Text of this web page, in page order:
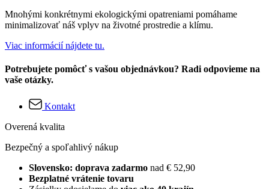
Mnohými konkrétnymi ekologickými opatreniami pomáhame
minimalizovať náš vplyv na životné prostredie a klímu.
Viac informácií nájdete tu.
Potrebujete pomôcť s vašou objednávkou? Radi odpovieme na
vaše otázky.
Kontakt
Overená kvalita
Bezpečný a spoľahlivý nákup
Slovensko: doprava zadarmo nad € 52,90
Bezplatné vrátenie tovaru